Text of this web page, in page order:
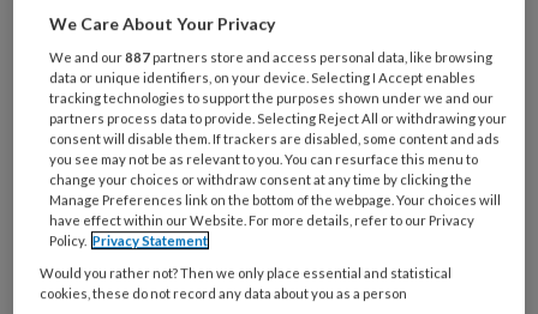
We Care About Your Privacy
We and our887 partners store and access personal data, like browsing
data or unique identifiers, on your device. Selecting I Accept enables
tracking technologies to support the purposes shown under we and our
partners process data to provide. Selecting Reject All or withdrawing your
consent will disable them. If trackers are disabled, some content and ads
you see may not be as relevant to you. You can resurface this menu to
change your choices or withdraw consent at any time by clicking the
Manage Preferences link on the bottom of the webpage. Your choices will
have effect within our Website. For more details, refer to our Privacy
Policy. Privacy Statement
Would you rather not? Then we only place essential and statistical
cookies, these do not record any data about you as a person